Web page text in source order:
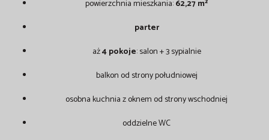
powierzchnia mieszkania:62,27 m²
parter
aż4 pokoje: salon + 3 sypialnie
balkon od strony południowej
osobna kuchnia z oknem od strony wschodniej
oddzielne WC